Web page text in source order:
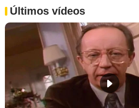
Últimos vídeos